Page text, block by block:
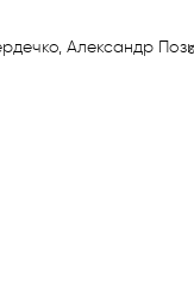
Александр